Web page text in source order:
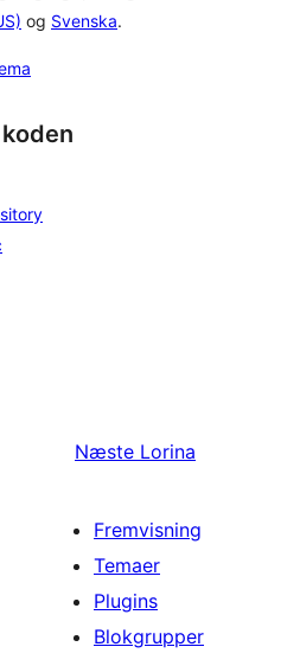
og Svenska.
Næste Lorina
Fremvisning
Temaer
Plugins
Blokgrupper